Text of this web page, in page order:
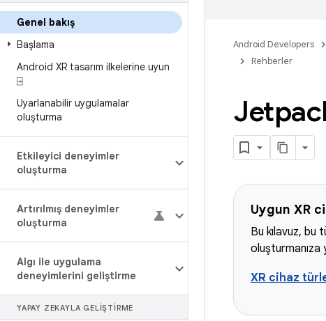
Genel bakış
Başlama
Android XR tasarım ilkelerine uyun
⍈
Uyarlanabilir uygulamalar
oluşturma
Etkileyici deneyimler
oluşturma
Artırılmış deneyimler
oluşturma
Algı ile uygulama
deneyimlerini geliştirme
YAPAY ZEKAYLA GELIŞTIRME
Android Developers
Rehberler
Uygun XR
Bu kılavuz, bu
oluşturmanıza
XR cihaz